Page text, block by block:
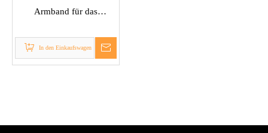
Armband für das
In den Einkaufswagen